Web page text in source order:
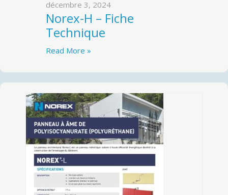
décembre 3, 2024
Norex-H – Fiche
Technique
Read More »